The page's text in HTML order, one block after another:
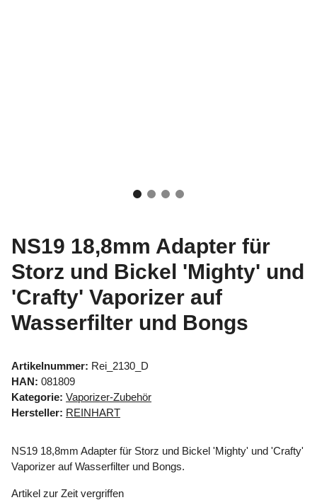
NS19 18,8mm Adapter für
Storz und Bickel 'Mighty' und
'Crafty' Vaporizer auf
Wasserfilter und Bongs
Artikelnummer: Rei_2130_D
HAN: 081809
Kategorie: Vaporizer-Zubehör
Hersteller: REINHART
NS19 18,8mm Adapter für Storz und Bickel 'Mighty' und 'Crafty'
Vaporizer auf Wasserfilter und Bongs.
Artikel zur Zeit vergriffen